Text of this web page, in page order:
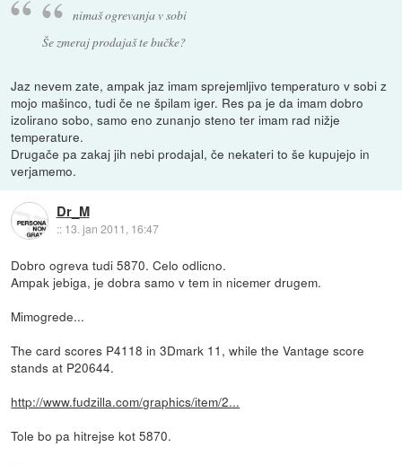
nimaš ogrevanja v sobi
Še zmeraj prodajaš te bučke?
Jaz nevem zate, ampak jaz imam sprejemljivo temperaturo v sobi z
mojo mašinco, tudi če ne špilam iger. Res pa je da imam dobro
izolirano sobo, samo eno zunanjo steno ter imam rad nižje
temperature.
Drugače pa zakaj jih nebi prodajal, če nekateri to še kupujejo in
verjamemo.
Dr_M
:: 13. jan 2011, 16:47
Dobro ogreva tudi 5870. Celo odlicno.
Ampak jebiga, je dobra samo v tem in nicemer drugem.
Mimogrede...
The card scores P4118 in 3Dmark 11, while the Vantage score
stands at P20644.
http://www.fudzilla.com/graphics/item/2...
Tole bo pa hitrejse kot 5870.